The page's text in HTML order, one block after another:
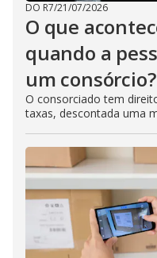
DO R7/21/07/2026
O que
quando a
um consórcio?
O consorciado tem
taxas, descontada uma